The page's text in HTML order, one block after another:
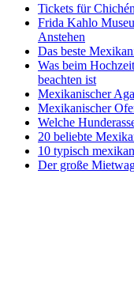
Tickets für
Frida Kahlo
Anstehen
Das beste
Was beim
beachten ist
Mexikanischer
Mexikanischer
Welche
20 beliebte
10 typisch
Der große